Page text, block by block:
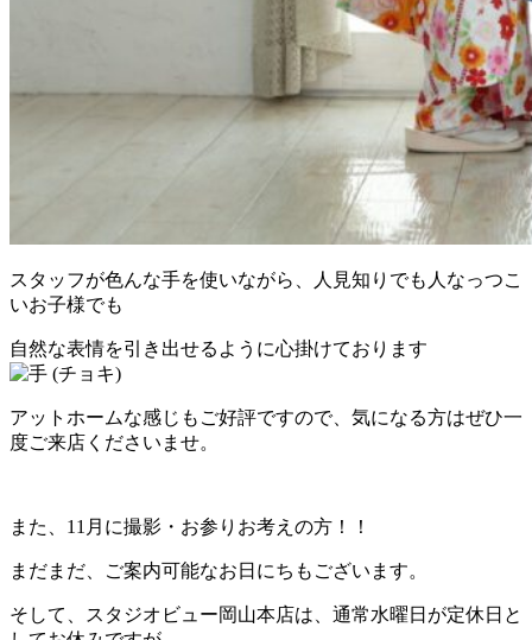
スタッフが色んな手を使いながら、人見知りでも人なっつこ
いお子様でも
自然な表情を引き出せるように心掛けております
アットホームな感じもご好評ですので、気になる方はぜひ一
度ご来店くださいませ。
また、11月に撮影・お参りお考えの方！！
まだまだ、ご案内可能なお日にちもございます。
そして、スタジオビュー岡山本店は、通常水曜日が定休日と